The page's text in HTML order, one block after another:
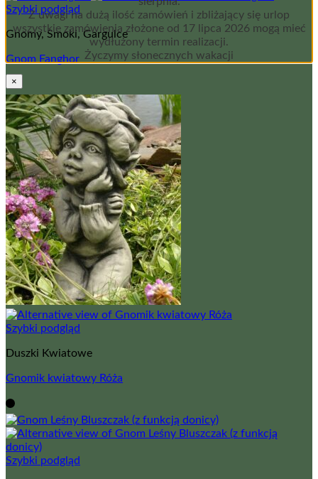
Szybki podgląd
Gnomy, Smoki, Gargulce
Gnom Fanghor
Szybki podgląd
Duszki Kwiatowe
Gnomik kwiatowy Róża
Szybki podgląd
Z uwagi na dużą ilość zamówień i zbliżający się urlop
wszystkie zamówienia złożone od 17 lipca 2026 mogą mieć
wydłużony termin realizacji.
Życzymy słonecznych wakacji
×